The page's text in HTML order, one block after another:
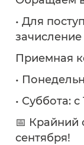
• Для
Приемная
•
• Суббота: с
📅 Крайний
сентября!